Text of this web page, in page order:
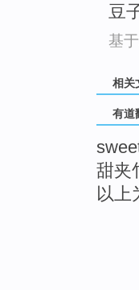
豆
基
相关
有道
甜夹
以上